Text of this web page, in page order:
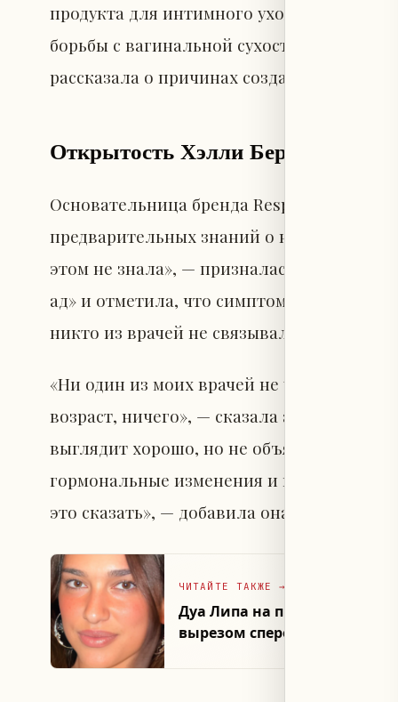
продукта для интимного ухода — геля
борьбы с вагинальной сухостью. В
рассказала о причинах создания
Открытость Хэлли Берри в
Основательница бренда Respin
предварительных знаний о ней. «Когда я
этом не знала», — призналась Берри. Она
ад» и отметила, что симптомы, которые
никто из врачей не связывал с
«Ни один из моих врачей не упоминал
возраст, ничего», — сказала актриса. По
выглядит хорошо, но не объясняли, что
гормональные изменения и внутреннее
это сказать», — добавила она.
ЧИТАЙТЕ ТАКЖЕ →
Дуа Липа на премьере «Одна
вырезом спереди и сзади